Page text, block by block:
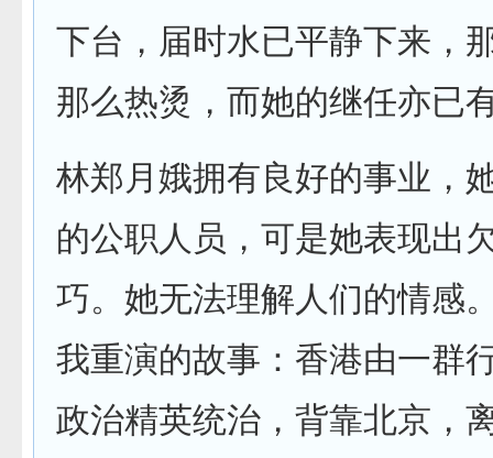
下台，届时水已平静下来，
那么热烫，而她的继任亦已
林郑月娥拥有良好的事业，
的公职人员，可是她表现出
巧。她无法理解人们的情感
我重演的故事：香港由一群
政治精英统治，背靠北京，